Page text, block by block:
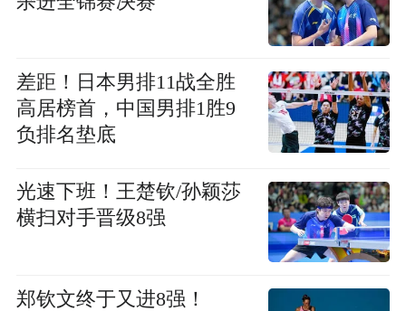
差距！日本男排11战全胜
高居榜首，中国男排1胜9
负排名垫底
光速下班！王楚钦/孙颖莎
横扫对手晋级8强
郑钦文终于又进8强！